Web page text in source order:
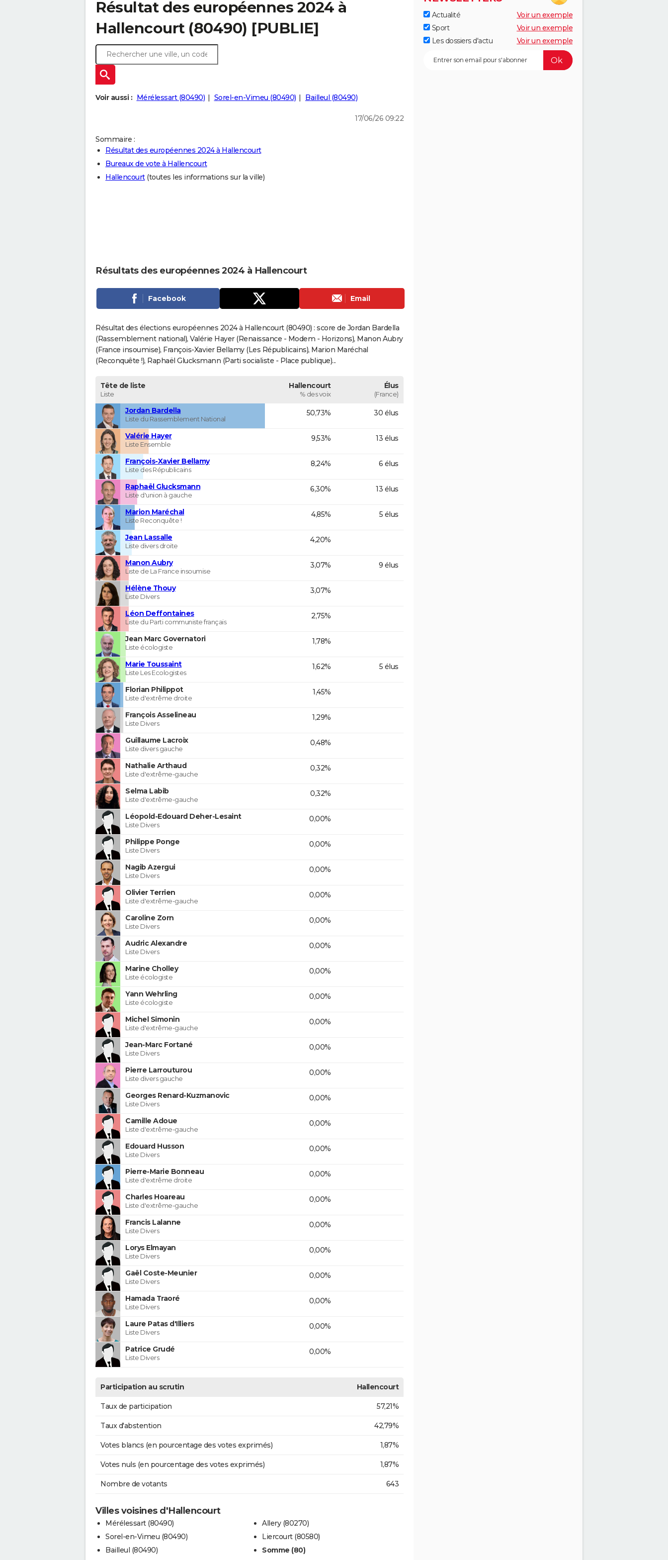
Résultat des européennes 2024 à
Hallencourt (80490) [PUBLIE]
Voir aussi : Mérélessart (80490) Sorel-en-Vimeu (80490) Bailleul (80490)
17/06/26 09:22
Sommaire :
Résultat des européennes 2024 à Hallencourt
Bureaux de vote à Hallencourt
Hallencourt(toutes les informations sur la ville)
Résultats des européennes 2024 à Hallencourt
Facebook Email
Résultat des élections européennes 2024 à Hallencourt (80490) : score de Jordan Bardella
(Rassemblement national), Valérie Hayer (Renaissance - Modem - Horizons), Manon Aubry
(France insoumise), François-Xavier Bellamy (Les Républicains), Marion Maréchal
(Reconquête !), Raphaël Glucksmann (Parti socialiste - Place publique)...
Tête de liste
Liste
Hallencourt
% des voix
Élus
(France)
Jordan Bardella
Liste du Rassemblement National
50,73% 30 élus
Valérie Hayer
Liste Ensemble
9,53% 13 élus
François-Xavier Bellamy
Liste des Républicains
8,24% 6 élus
Raphaël Glucksmann
Liste d'union à gauche
6,30% 13 élus
Marion Maréchal
Liste Reconquête !
4,85% 5 élus
Jean Lassalle
Liste divers droite
4,20%
Manon Aubry
Liste de La France insoumise
3,07% 9 élus
Hélène Thouy
Liste Divers
3,07%
Léon Deffontaines
Liste du Parti communiste français
2,75%
Jean Marc Governatori
Liste écologiste
1,78%
Marie Toussaint
Liste Les Ecologistes
1,62% 5 élus
Florian Philippot
Liste d'extrême droite
1,45%
François Asselineau
Liste Divers
1,29%
Guillaume Lacroix
Liste divers gauche
0,48%
Nathalie Arthaud
Liste d'extrême-gauche
0,32%
Selma Labib
Liste d'extrême-gauche
0,32%
Léopold-Edouard Deher-Lesaint
Liste Divers
0,00%
Philippe Ponge
Liste Divers
0,00%
Nagib Azergui
Liste Divers
0,00%
Olivier Terrien
Liste d'extrême-gauche
0,00%
Caroline Zorn
Liste Divers
0,00%
Audric Alexandre
Liste Divers
0,00%
Marine Cholley
Liste écologiste
0,00%
Yann Wehrling
Liste écologiste
0,00%
Michel Simonin
Liste d'extrême-gauche
0,00%
Jean-Marc Fortané
Liste Divers
0,00%
Pierre Larrouturou
Liste divers gauche
0,00%
Georges Renard-Kuzmanovic
Liste Divers
0,00%
Camille Adoue
Liste d'extrême-gauche
0,00%
Edouard Husson
Liste Divers
0,00%
Pierre-Marie Bonneau
Liste d'extrême droite
0,00%
Charles Hoareau
Liste d'extrême-gauche
0,00%
Francis Lalanne
Liste Divers
0,00%
Lorys Elmayan
Liste Divers
0,00%
Gaël Coste-Meunier
Liste Divers
0,00%
Hamada Traoré
Liste Divers
0,00%
Laure Patas d'Illiers
Liste Divers
0,00%
Patrice Grudé
Liste Divers
0,00%
Participation au scrutin Hallencourt
Taux de participation 57,21%
Taux d'abstention 42,79%
Votes blancs (en pourcentage des votes exprimés) 1,87%
Votes nuls (en pourcentage des votes exprimés) 1,87%
Nombre de votants 643
Villes voisines d'Hallencourt
Mérélessart (80490)
Sorel-en-Vimeu (80490)
Bailleul (80490)
Allery (80270)
Liercourt (80580)
Somme (80)
Actualité
Voir un exemple
Sport
Voir un exemple
Les dossiers d'actu
Voir un exemple